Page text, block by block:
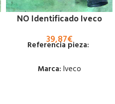
NO Identificado Iveco
39,87€
Referencia pieza:
Marca: Iveco